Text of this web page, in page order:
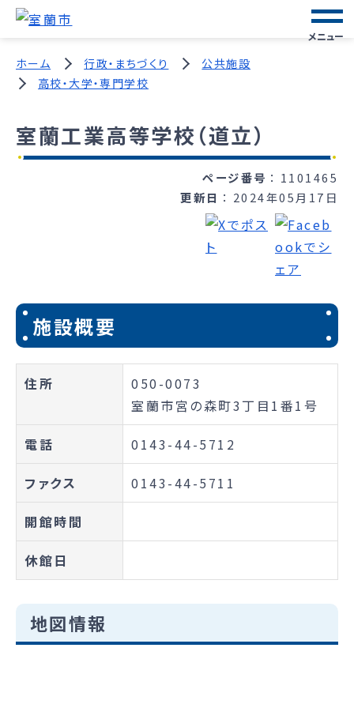
メニュー
ホーム 行政・まちづくり
公共施設
高校・大学・専門学校
室蘭工業高等学校（道立）
ページ番号
1101465
更新日
2024年05月17日
施設概要
住所
050-0073
室蘭市宮の森町3丁目1番1号
電話 0143-44-5712
ファクス 0143-44-5711
開館時間
休館日
地図情報